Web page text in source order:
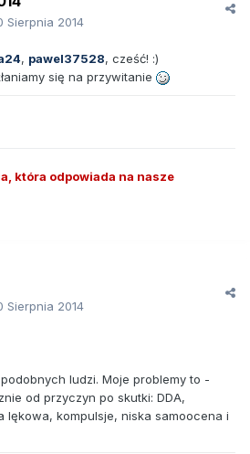
Sierpnia 2014
, pawel37528, cześć! :)
się na przywitanie
która odpowiada na nasze
Sierpnia 2014
ludzi. Moje problemy to -
od przyczyn po skutki: DDA,
lękowa, kompulsje, niska samoocena i